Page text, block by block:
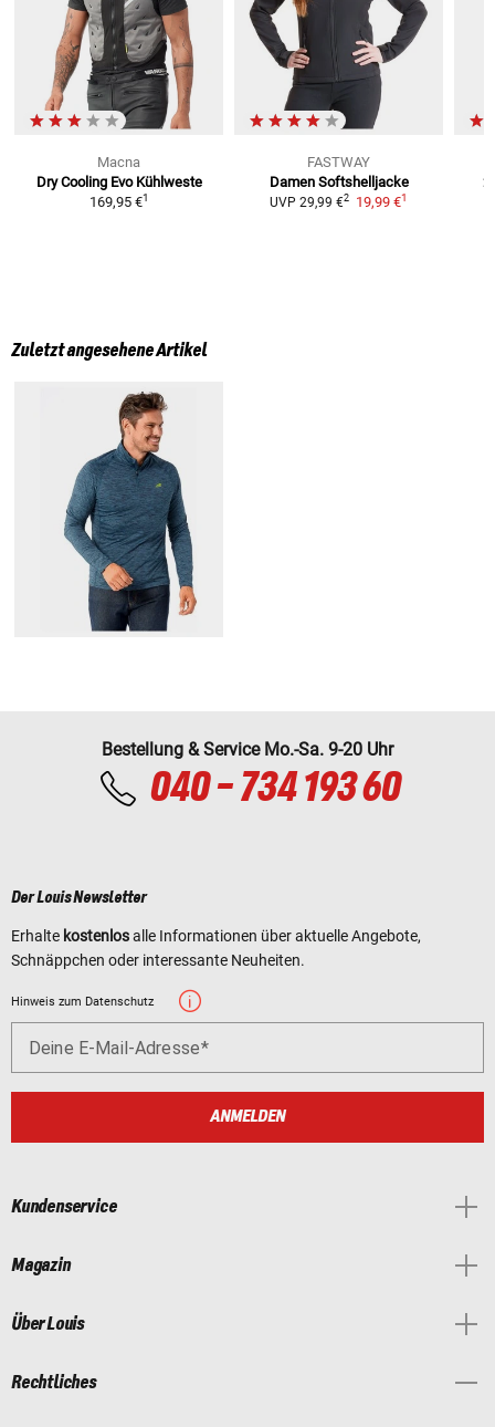
Macna
Dry Cooling Evo Kühlweste
169,95 €1
FASTWAY
Damen Softshelljacke
UVP 29,99 €2 19,99 €1
Zuletzt angesehene Artikel
Bestellung & Service Mo.-Sa. 9-20 Uhr
040 - 734 193 60
Der Louis Newsletter
Erhalte kostenlosalle Informationen über aktuelle Angebote,
Schnäppchen oder interessante Neuheiten.
Hinweis zum Datenschutz
Deine E-Mail-Adresse
ANMELDEN
Kundenservice
Magazin
Über Louis
Rechtliches